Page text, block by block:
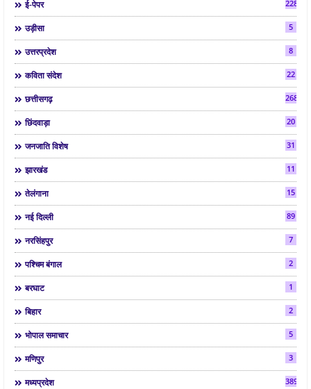
ई-पेपर 2286
उड़ीसा 5
उत्तरप्रदेश 8
कविता संदेश 22
छत्तीसगढ़ 268
छिंदवाड़ा 20
जनजाति विशेष 31
झारखंड 11
तेलंगाना 15
नई दिल्ली 89
नरसिंहपुर 7
पश्चिम बंगाल 2
बरघाट 1
बिहार 2
भोपाल समाचार 5
मणिपुर 3
मध्यप्रदेश 3892